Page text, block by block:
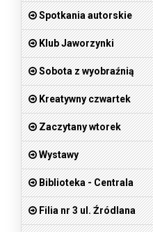
Spotkania autorskie
Klub Jaworzynki
Sobota z wyobraźnią
Kreatywny czwartek
Zaczytany wtorek
Wystawy
Biblioteka - Centrala
Filia nr 3 ul. Źródlana